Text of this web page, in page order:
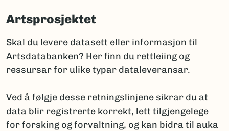
regelverket for den aktuelle artsgruppen:
International Code of Nomenclature for Algae,
Fungi and Plants
(Ekstern lenke)
International Code of Zoological Nomenclature
slektsnavn + “sp. nov.”. Det bør da legges til en
kommentar om planlagt publisering: hvor og når
navnet skal publiseres i henhold til regelverket.
Artsprosjektet
Skal du levere datasett eller informasjon til
Artsdatabanken? Her finn du rettleiing og
ressursar for ulike typar dataleveransar.
Ved å følgje desse retningslinjene sikrar du at
data blir registrerte korrekt, lett tilgjengelege
for forsking og forvaltning, og kan bidra til auka